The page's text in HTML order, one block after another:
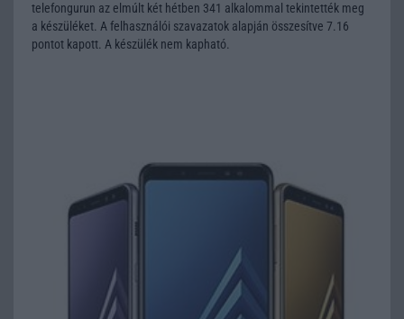
telefongurun az elmúlt két hétben 341 alkalommal tekintették meg
a készüléket. A felhasználói szavazatok alapján összesítve 7.16
pontot kapott. A készülék nem kapható.